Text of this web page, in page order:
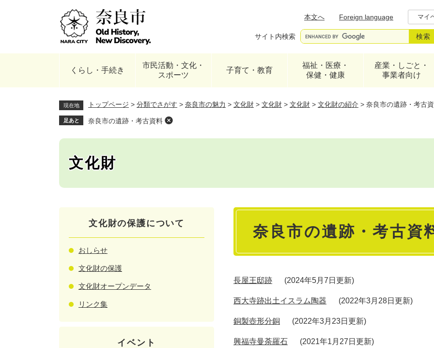
本文へ
Foreign language マイ
サイト内検索
くらし・手続き
市民活動・文化・
スポーツ
子育て・教育
福祉・医療・
保健・健康
産業・しごと・
事業者向け
現在地 トップページ > 分類でさがす > 奈良市の魅力 > 文化財 > 文化財 > 文化財 > 文化財の紹介 > 奈良市の遺跡・考古
足あと 奈良市の遺跡・考古資料
文化財
本
奈良市の遺跡・考古資
長屋王邸跡 2024年5月7日更新
西大寺跡出土イスラム陶器 2022年3月28日更新
銅製壺形分銅 2022年3月23日更新
興福寺曼荼羅石 2021年1月27日更新
文化財の保護について
おしらせ
文化財の保護
文化財オープンデータ
リンク集
イベント